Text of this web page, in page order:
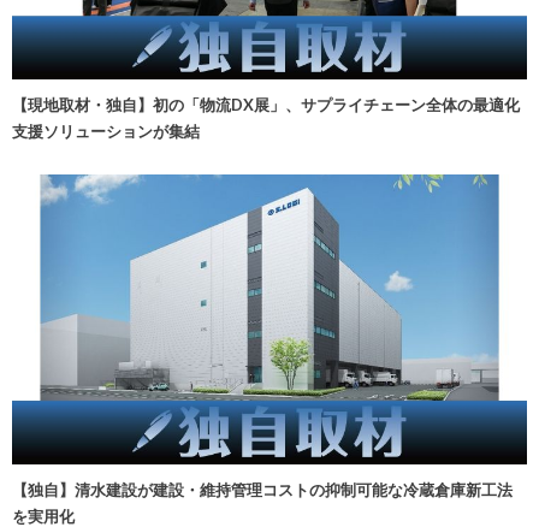
【現地取材・独自】初の「物流DX展」、サプライチェーン全体の最適化
支援ソリューションが集結
【独自】清水建設が建設・維持管理コストの抑制可能な冷蔵倉庫新工法
を実用化